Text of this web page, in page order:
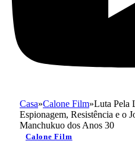
Casa»Calone Film»Luta Pela
Espionagem, Resistência e o
Manchukuo dos Anos 30
Calone Film